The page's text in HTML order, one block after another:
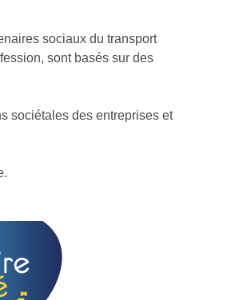
sociaux du transport
sont basés sur des
sociétales des entreprises et